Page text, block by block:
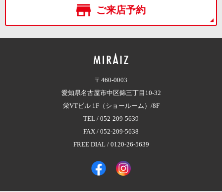
ご来店予約
〒460-0003
愛知県名古屋市中区錦三丁目10-32
栄VTビル 1F（ショールーム）/8F
TEL / 052-209-5639
FAX / 052-209-5638
FREE DIAL / 0120-26-5639